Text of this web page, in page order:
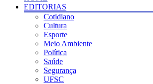
EDITORIAS
Cotidiano
Cultura
Esporte
Meio Ambiente
Política
Saúde
Segurança
UFSC